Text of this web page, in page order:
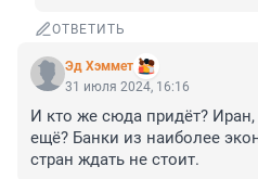
ОТВЕТИТЬ
Эд Хэммет
31 июля 2024, 16:16
И кто же сюда придёт?
ещё? Банки из наиболее
стран ждать не стоит.